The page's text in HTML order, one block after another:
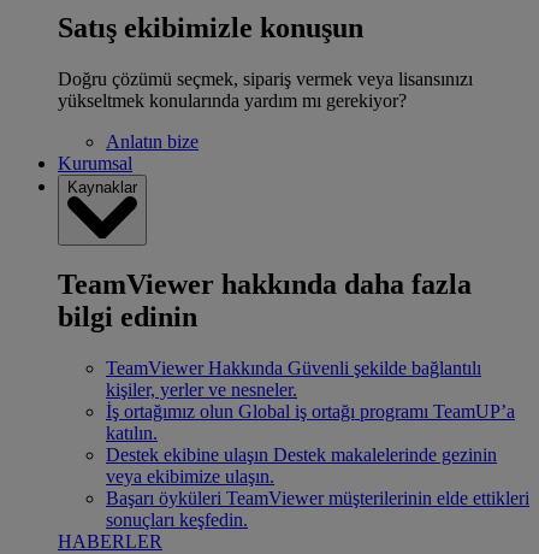
Satış ekibimizle konuşun
Doğru çözümü seçmek, sipariş vermek veya lisansınızı
yükseltmek konularında yardım mı gerekiyor?
Anlatın bize
Kurumsal
Kaynaklar
TeamViewer hakkında daha fazla
bilgi edinin
TeamViewer Hakkında Güvenli şekilde bağlantılı
kişiler, yerler ve nesneler.
İş ortağımız olun Global iş ortağı programı TeamUP’a
katılın.
Destek ekibine ulaşın Destek makalelerinde gezinin
veya ekibimize ulaşın.
Başarı öyküleri TeamViewer müşterilerinin elde ettikleri
sonuçları keşfedin.
HABERLER